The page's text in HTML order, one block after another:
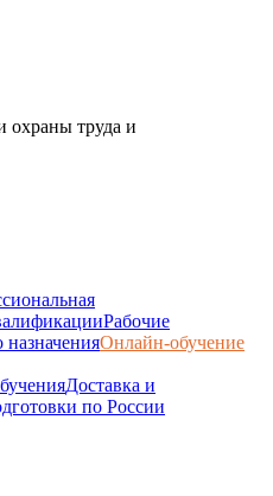
охраны труда и
Рабочие
назначенияОнлайн-обучение
Доставка и
по России